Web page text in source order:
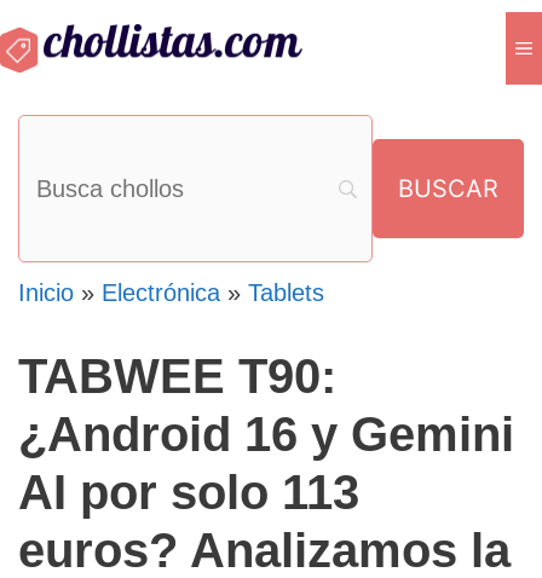
al
Inicio » Electrónica » Tablets
TABWEE T90:
¿Android 16 y Gemini
AI por solo 113
euros? Analizamos la